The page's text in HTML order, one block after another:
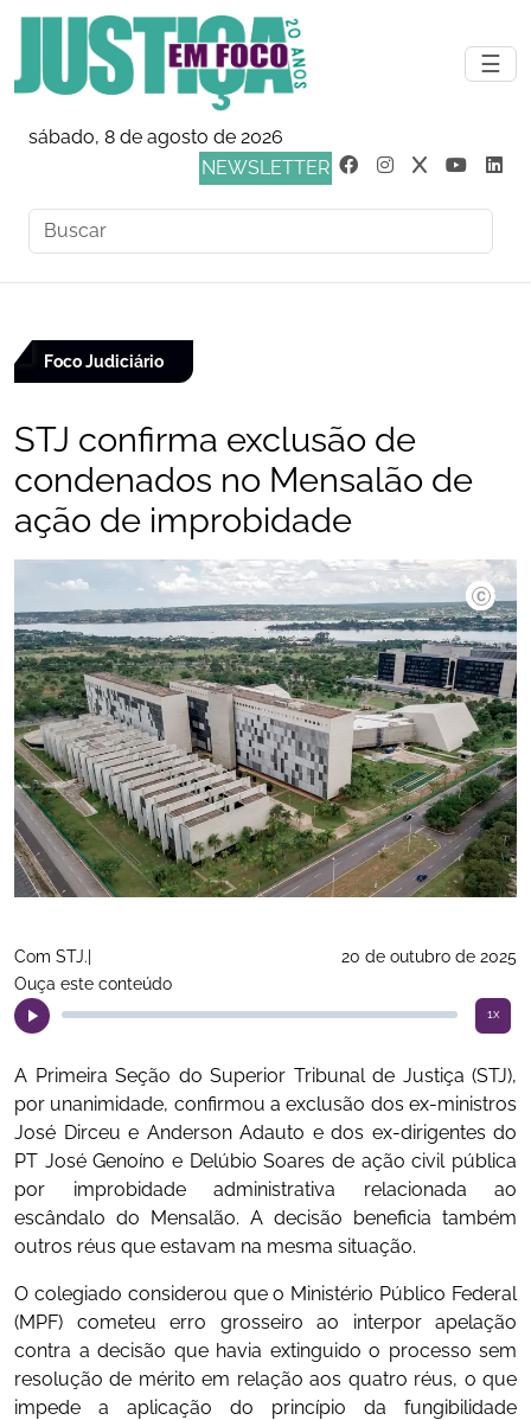
☰
sábado, 8 de agosto de 2026
NEWSLETTER
Foco Judiciário
STJ confirma exclusão de
condenados no Mensalão de
ação de improbidade
©Rafa
Com STJ.|
20 de outubro de 2025
Ouça este conteúdo
1x
​A Primeira Seção do Superior Tribunal de Justiça (STJ),
por unanimidade, confirmou a exclusão dos ex-ministros
José Dirceu e Anderson Adauto e dos ex-dirigentes do
PT José Genoíno e Delúbio Soares de ação civil pública
por improbidade administrativa relacionada ao
escândalo do Mensalão. A decisão beneficia também
outros réus que estavam na mesma situação.
O colegiado considerou que o Ministério Público Federal
(MPF) cometeu erro grosseiro ao interpor apelação
contra a decisão que havia extinguido o processo sem
resolução de mérito em relação aos quatro réus, o que
impede a aplicação do princípio da fungibilidade